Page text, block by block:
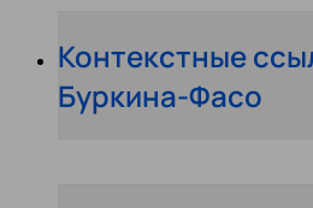
Контекстные
Буркина-Фасо